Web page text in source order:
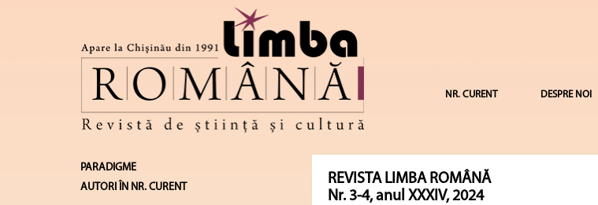
NR. CURENT DESPRE NOI
PARADIGME
AUTORI ÎN NR. CURENT
REVISTA LIMBA ROMÂNĂ
Nr. 3-4, anul XXXIV, 2024